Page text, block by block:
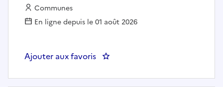
Employeur :
Communes
En ligne depuis le 01 août 2026
Ajouter aux favoris : Animateur enfance - jeunesse